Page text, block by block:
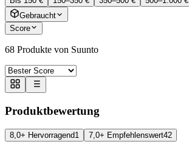
Gebraucht
Score
68 Produkte von Suunto
Produktbewertung
8,0+ Hervorragend1 7,0+ Empfehlenswert42